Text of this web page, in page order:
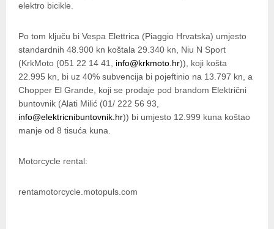
elektro bicikle.
Po tom ključu bi Vespa Elettrica (Piaggio Hrvatska) umjesto
standardnih 48.900 kn koštala 29.340 kn, Niu N Sport
(KrkMoto (051 22 14 41, info@krkmoto.hr)), koji košta
22.995 kn, bi uz 40% subvencija bi pojeftinio na 13.797 kn, a
Chopper El Grande, koji se prodaje pod brandom Električni
buntovnik (Alati Milić (01/ 222 56 93,
info@elektricnibuntovnik.hr)) bi umjesto 12.999 kuna koštao
manje od 8 tisuća kuna.
Motorcycle rental:
rentamotorcycle.motopuls.com